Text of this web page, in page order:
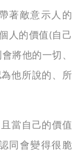
著敵意示人的
人的價值(自己
將他的一切、
他所說的、所
當自己的價值
同會變得很脆